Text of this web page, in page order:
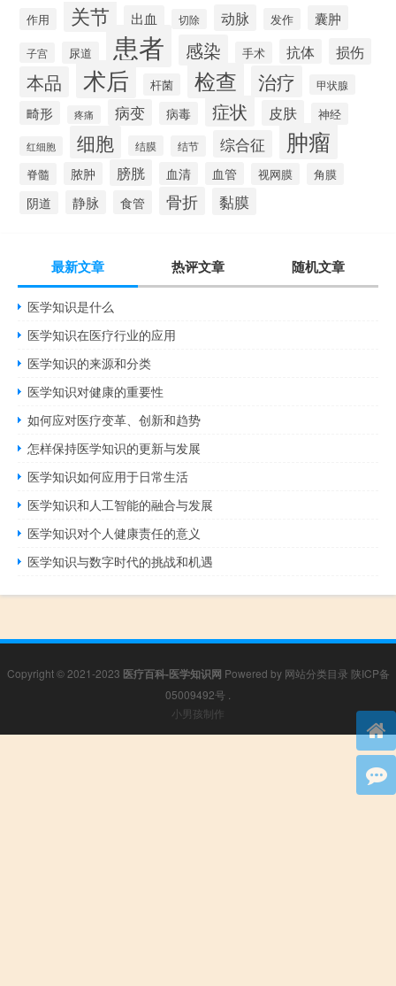
作用 关节 出血 切除 动脉 发作 囊肿
子宫 尿道 患者 感染 手术 抗体 损伤
本品 术后 杆菌 检查 治疗 甲状腺
畸形 疼痛 病变 病毒 症状 皮肤 神经
红细胞 细胞 结膜 结节 综合征 肿瘤
脊髓 脓肿 膀胱 血清 血管 视网膜 角膜
阴道 静脉 食管 骨折 黏膜
最新文章 热评文章 随机文章
医学知识是什么
医学知识在医疗行业的应用
医学知识的来源和分类
医学知识对健康的重要性
如何应对医疗变革、创新和趋势
怎样保持医学知识的更新与发展
医学知识如何应用于日常生活
医学知识和人工智能的融合与发展
医学知识对个人健康责任的意义
医学知识与数字时代的挑战和机遇
Copyright © 2021-2023 医疗百科-医学知识网 Powered by 网站分类目录 陕ICP备
05009492号
小男孩制作